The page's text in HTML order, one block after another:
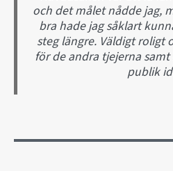
och det målet nådde jag,
bra hade jag såklart
steg längre. Väldigt roligt
för de andra tjejerna
publik